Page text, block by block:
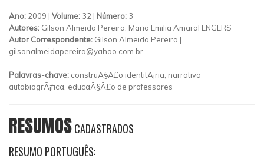
Ano: 2009 | Volume: 32 | Número: 3
Autores: Gilson Almeida Pereira, Maria Emilia Amaral ENGERS
Autor Correspondente: Gilson Almeida Pereira |
gilsonalmeidapereira@yahoo.com.br
Palavras-chave: construÃ§Ã£o identitÃ¡ria, narrativa
autobiogrÃ¡fica, educaÃ§Ã£o de professores
RESUMOSCADASTRADOS
RESUMO PORTUGUÊS: